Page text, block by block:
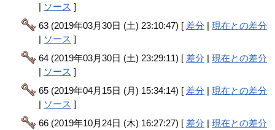
| ソース ]
63 (2019年03月30日 (土) 23:10:47) [ 差分 |現在との差分
| ソース ]
64 (2019年03月30日 (土) 23:29:11) [ 差分 |現在との差分
| ソース ]
65 (2019年04月15日 (月) 15:34:14) [ 差分 |現在との差分
| ソース ]
66 (2019年10月24日 (木) 16:27:27) [ 差分 |現在との差分